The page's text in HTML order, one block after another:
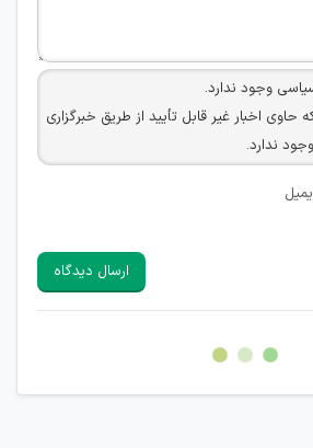
وجود ندارد.
حاوی اخبار غیر قابل تأیید از طریق خبرگزاری
ندارد.
می باشند وجود ندارد.
که به هر طریقی قصد مأیوس کردن
و کنایه به سایر افراد (مسئول و غیر مسئول)
هرگونه ملاقات حضوری چه به صورت دسته
ارسال دیدگاه